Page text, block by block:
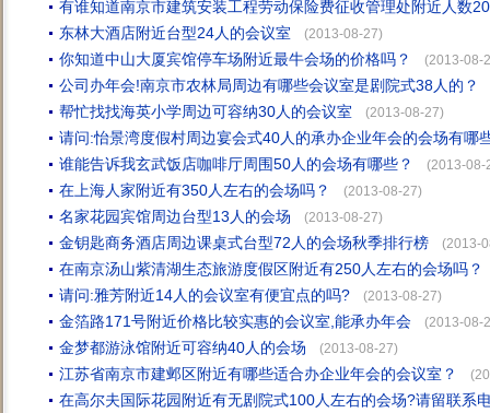
有谁知道南京市建筑安装工程劳动保险费征收管理处附近人数
东林大酒店附近台型24人的会议室
(2013-08-27)
你知道中山大厦宾馆停车场附近最牛会场的价格吗？ (2013-08-
公司办年会!南京市农林局周边有哪些会议室是剧院式38人的？
帮忙找找海英小学周边可容纳30人的会议室
(2013-08-27)
请问:怡景湾度假村周边宴会式40人的承办企业年会的会场有哪
谁能告诉我玄武饭店咖啡厅周围50人的会场有哪些？
(2013-08-
在上海人家附近有350人左右的会场吗？ (2013-08-27)
名家花园宾馆周边台型13人的会场 (2013-08-27)
金钥匙商务酒店周边课桌式台型72人的会场秋季排行榜 (2013-
在南京汤山紫清湖生态旅游度假区附近有250人左右的会场吗？
请问:雅芳附近14人的会议室有便宜点的吗?
(2013-08-27)
金箔路171号附近价格比较实惠的会议室,能承办年会 (2013-08-
金梦都游泳馆附近可容纳40人的会场 (2013-08-27)
江苏省南京市建邺区附近有哪些适合办企业年会的会议室？
在高尔夫国际花园附近有无剧院式100人左右的会场?请留联系